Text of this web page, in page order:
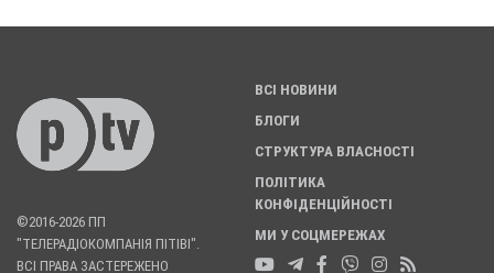
©2016-2026 ПП
"ТЕЛЕРАДІОКОМПАНІЯ ПІТІВІ".
ВСІ ПРАВА ЗАСТЕРЕЖЕНО
ВСІ НОВИНИ
БЛОГИ
СТРУКТУРА ВЛАСНОСТІ
ПОЛІТИКА
КОНФІДЕНЦІЙНОСТІ
МИ У СОЦМЕРЕЖАХ